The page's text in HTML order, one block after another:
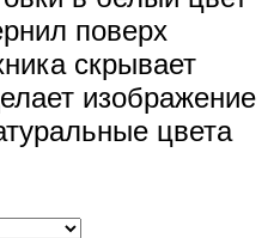
поверх
скрывает
изображение
цвета